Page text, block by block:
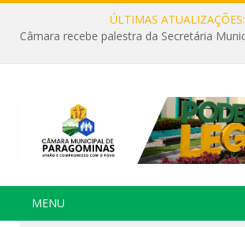
ÚLTIMAS ATUALIZAÇÕES:
MENU